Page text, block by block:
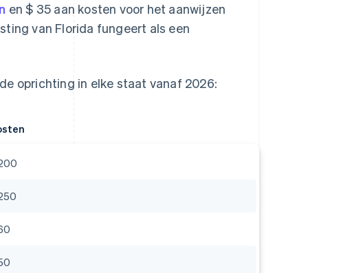
en $ 35 aan kosten voor het aanwijzen
van Florida fungeert als een
oprichting in elke staat vanaf 2026: